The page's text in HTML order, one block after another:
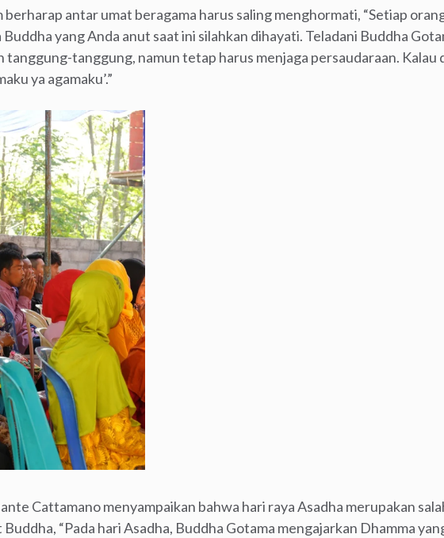
berharap antar umat beragama harus saling menghormati, “Setiap
Buddha yang Anda anut saat ini silahkan dihayati. Teladani Buddha
tanggung-tanggung, namun tetap harus menjaga persaudaraan. Kalau
ya agamaku’.”
Cattamano menyampaikan bahwa hari raya Asadha merupakan
“Pada hari Asadha, Buddha Gotama mengajarkan Dhamma